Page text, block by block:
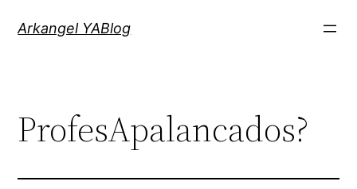
Arkangel YABlog
ProfesApalancados?